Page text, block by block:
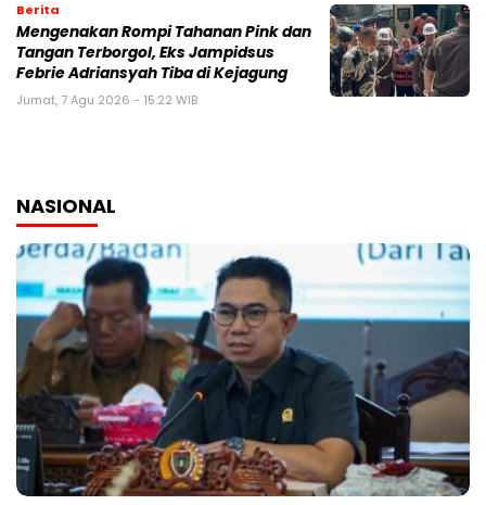
Berita
Mengenakan Rompi Tahanan Pink dan
Tangan Terborgol, Eks Jampidsus
Febrie Adriansyah Tiba di Kejagung
Jumat, 7 Agu 2026 - 15:22 WIB
NASIONAL